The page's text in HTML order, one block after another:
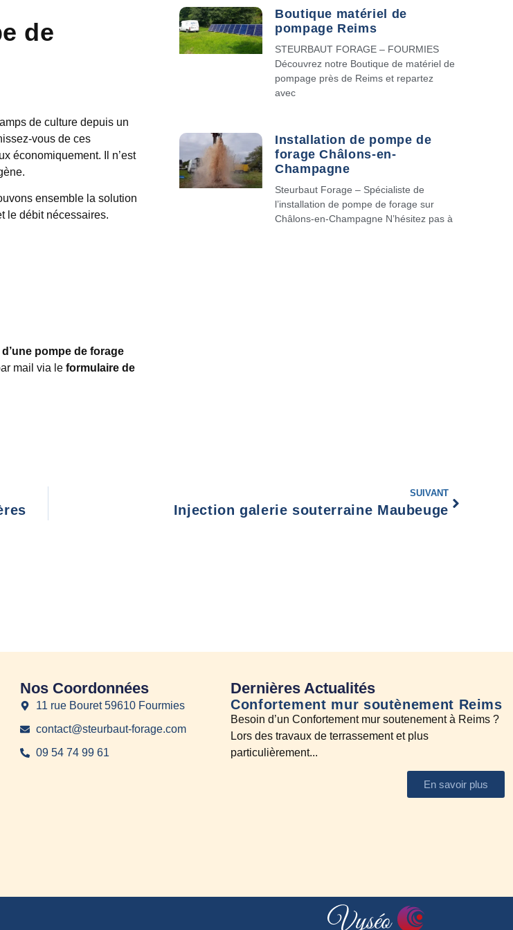
de
de culture depuis un
vous de ces
économiquement. Il n’est
ensemble la solution
le débit nécessaires.
pompe de forage
mail via le formulaire de
Boutique matériel de
pompage Reims
STEURBAUT FORAGE – FOURMIES
Découvrez notre Boutique de matériel de
pompage près de Reims et repartez
avec
Installation de pompe de
forage Châlons-en-
Champagne
Steurbaut Forage – Spécialiste de
l’installation de pompe de forage sur
Châlons-en-Champagne N’hésitez pas à
SUIVANT
Injection galerie souterraine Maubeuge
Nos Coordonnées
11 rue Bouret 59610 Fourmies
contact@steurbaut-forage.com
09 54 74 99 61
Dernières Actualités
Confortement mur soutènement Reims
Besoin d’un Confortement mur soutenement à Reims ?
Lors des travaux de terrassement et plus
particulièrement...
En savoir plus